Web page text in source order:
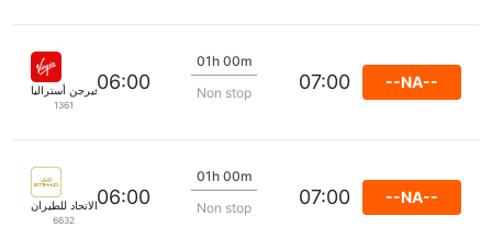
فيرجن أستراليا
1361
06:00
01h 00m
Non stop
07:00 --NA--
الاتحاد للطيران
6632
06:00
01h 00m
Non stop
07:00 --NA--